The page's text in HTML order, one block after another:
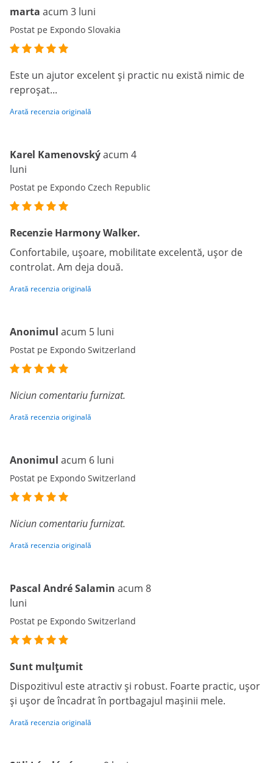
marta acum 3 luni
Postat pe Expondo Slovakia
Este un ajutor excelent și practic nu există nimic de
reproșat...
Arată recenzia originală
Karel Kamenovskýacum 4
luni
Postat pe Expondo Czech Republic
Recenzie Harmony Walker.
Confortabile, ușoare, mobilitate excelentă, ușor de
controlat. Am deja două.
Arată recenzia originală
Anonimul acum 5 luni
Postat pe Expondo Switzerland
Niciun comentariu furnizat.
Arată recenzia originală
Anonimul acum 6 luni
Postat pe Expondo Switzerland
Niciun comentariu furnizat.
Arată recenzia originală
Pascal André Salamin acum 8
luni
Postat pe Expondo Switzerland
Sunt mulțumit
Dispozitivul este atractiv și robust. Foarte practic, ușor
și ușor de încadrat în portbagajul mașinii mele.
Arată recenzia originală